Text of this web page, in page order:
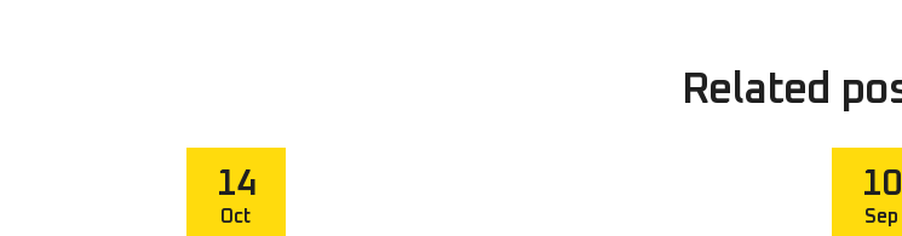
Related
14
Oct
10
Sep